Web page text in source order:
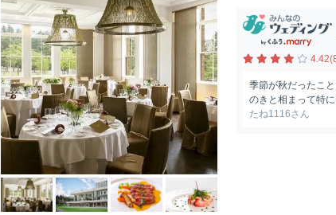
季節が秋だったこ
のきと相まって特
たね1116さん